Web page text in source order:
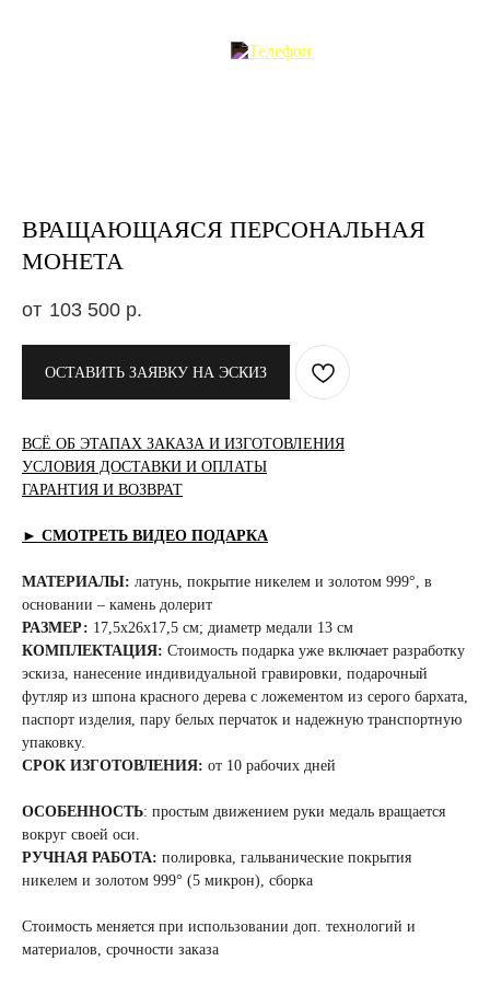
ВРАЩАЮЩАЯСЯ ПЕРСОНАЛЬНАЯ
МОНЕТА
103 500 р.
ОСТАВИТЬ ЗАЯВКУ НА ЭСКИЗ
ВСЁ ОБ ЭТАПАХ ЗАКАЗА И ИЗГОТОВЛЕНИЯ
УСЛОВИЯ ДОСТАВКИ И ОПЛАТЫ
ГАРАНТИЯ И ВОЗВРАТ
► СМОТРЕТЬ ВИДЕО ПОДАРКА
МАТЕРИАЛЫ: латунь, покрытие никелем и золотом 999°, в
основании – камень долерит
РАЗМЕР: 17,5x26x17,5 см; диаметр медали 13 см
КОМПЛЕКТАЦИЯ: Стоимость подарка уже включает разработку
эскиза, нанесение индивидуальной гравировки, подарочный
футляр из шпона красного дерева с ложементом из серого бархата,
паспорт изделия, пару белых перчаток и надежную транспортную
упаковку.
СРОК ИЗГОТОВЛЕНИЯ: от 10 рабочих дней
ОСОБЕННОСТЬ: простым движением руки медаль вращается
вокруг своей оси.
РУЧНАЯ РАБОТА: полировка, гальванические покрытия
никелем и золотом 999° (5 микрон), сборка
Стоимость меняется при использовании доп. технологий и
материалов, срочности заказа